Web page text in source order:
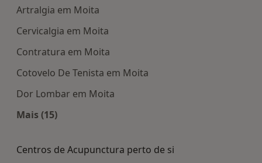
Artralgia em Moita
Cervicalgia em Moita
Contratura em Moita
Cotovelo De Tenista em Moita
Dor Lombar em Moita
Mais (15)
Centros de Acupunctura perto de si